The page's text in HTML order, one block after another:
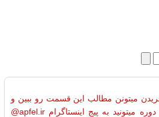
میتونن مطالب این قسمت رو ببین و
استفاده کنن. جهت تهیه این دوره میتونید به پیج اینستاگرام apfel.ir@